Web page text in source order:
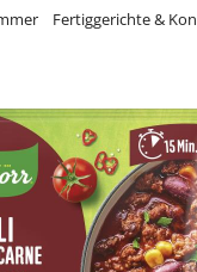
Fertiggerichte &